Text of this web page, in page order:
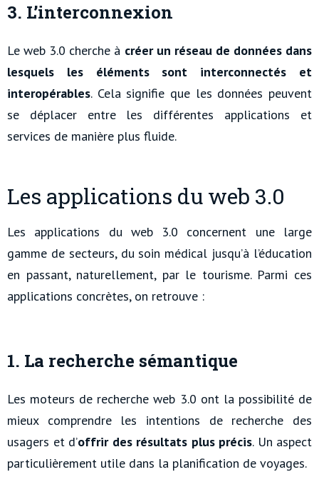
3. L’interconnexion
Le web 3.0 cherche à créer un réseau de données dans
lesquels les éléments sont interconnectés et
interopérables. Cela signifie que les données peuvent
se déplacer entre les différentes applications et
services de manière plus fluide.
Les applications du web 3.0
Les applications du web 3.0 concernent une large
gamme de secteurs, du soin médical jusqu’à l’éducation
en passant, naturellement, par le tourisme. Parmi ces
applications concrètes, on retrouve :
1. La recherche sémantique
Les moteurs de recherche web 3.0 ont la possibilité de
mieux comprendre les intentions de recherche des
usagers et d’offrir des résultats plus précis. Un aspect
particulièrement utile dans la planification de voyages.